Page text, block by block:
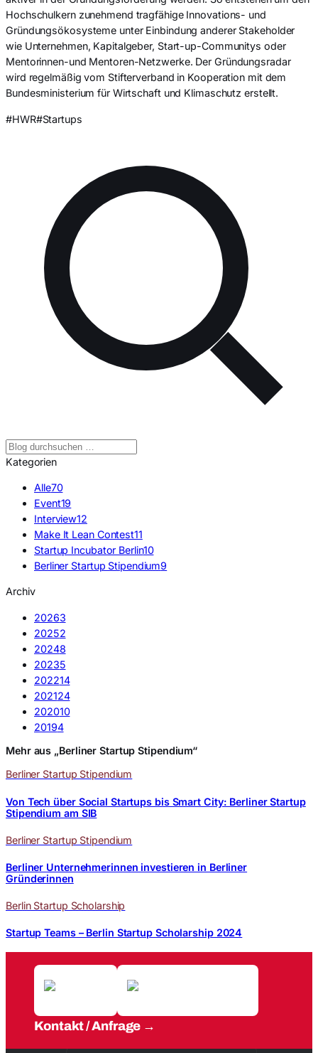
Hochschulkern zunehmend tragfähige Innovations- und
Gründungsökosysteme unter Einbindung anderer Stakeholder
wie Unternehmen, Kapitalgeber, Start-up-Communitys oder
Mentorinnen-und Mentoren-Netzwerke. Der Gründungsradar
wird regelmäßig vom Stifterverband in Kooperation mit dem
Bundesministerium für Wirtschaft und Klimaschutz erstellt.
#HWR#Startups
Kategorien
Alle70
Event19
Interview12
Make It Lean Contest11
Startup Incubator Berlin10
Berliner Startup Stipendium9
Archiv
20263
20252
20248
20235
202214
202124
202010
20194
Mehr aus „Berliner Startup Stipendium“
Berliner Startup Stipendium
Von Tech über Social Startups bis Smart City: Berliner Startup
Stipendium am SIB
Berliner Startup Stipendium
Berliner Unternehmerinnen investieren in Berliner
Gründerinnen
Berlin Startup Scholarship
Startup Teams – Berlin Startup Scholarship 2024
Kontakt / Anfrage